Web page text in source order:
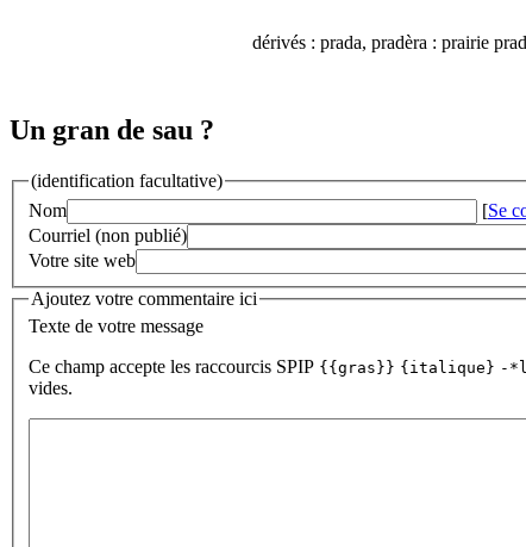
dérivés : prada, pradèra : prairie
Un gran de sau ?
(identification facultative)
Nom
[Se
Courriel (non publié)
Votre site web
Ajoutez votre commentaire ici
Texte de votre message
Ce champ accepte les raccourcis SPIP {{gras}} {italique} -
vides.